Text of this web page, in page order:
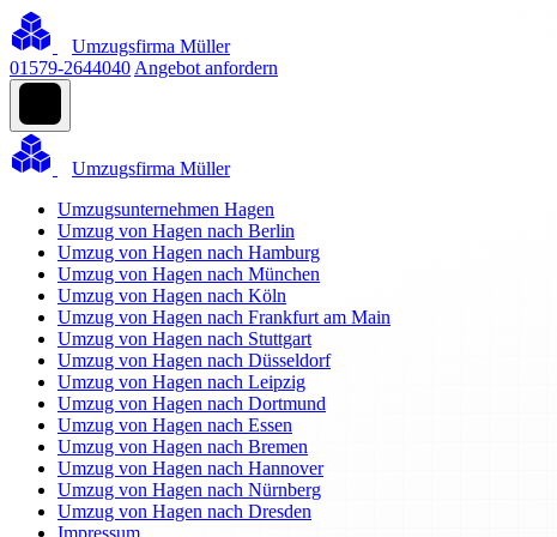
Umzugsfirma Müller
01579-2644040 Angebot anfordern
Umzugsfirma Müller
Umzugsunternehmen Hagen
Umzug von Hagen nach Berlin
Umzug von Hagen nach Hamburg
Umzug von Hagen nach München
Umzug von Hagen nach Köln
Umzug von Hagen nach Frankfurt am Main
Umzug von Hagen nach Stuttgart
Umzug von Hagen nach Düsseldorf
Umzug von Hagen nach Leipzig
Umzug von Hagen nach Dortmund
Umzug von Hagen nach Essen
Umzug von Hagen nach Bremen
Umzug von Hagen nach Hannover
Umzug von Hagen nach Nürnberg
Umzug von Hagen nach Dresden
Impressum